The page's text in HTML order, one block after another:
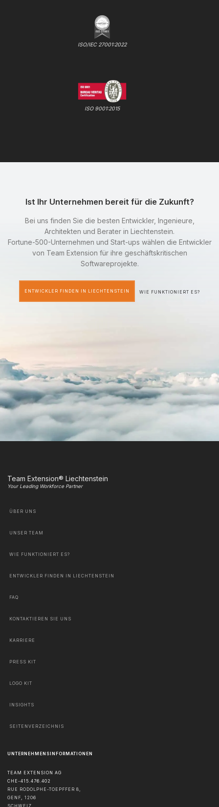
ISO/IEC 27001:2022
ISO 9001:2015
Ist Ihr Unternehmen bereit für die Zukunft?
Bei uns finden Sie die besten Entwickler, Ingenieure,
Architekten und Berater in Liechtenstein.
Fortune-500-Unternehmen und Start-ups wählen die Entwickler
von Team Extension für ihre geschäftskritischen
Softwareprojekte.
ENTWICKLER FINDEN IN LIECHTENSTEIN WIE FUNKTIONIERT ES?
Team Extension® Liechtenstein
Your Leading Workforce Partner
ÜBER UNS
UNSER TEAM
WIE FUNKTIONIERT ES?
ENTWICKLER FINDEN IN LIECHTENSTEIN
FAQ
KONTAKTIEREN SIE UNS
KARRIERE
PRESS KIT
LOGO KIT
INSIGHTS
SEITENVERZEICHNIS
UNTERNEHMENSINFORMATIONEN
TEAM EXTENSION AG
CHE-415.476.402
RUE RODOLPHE-TOEPFFER 8,
GENF, 1206